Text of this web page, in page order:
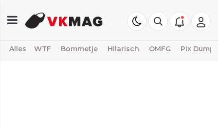
Alles WTF Bommetje Hilarisch OMFG Pix Dump